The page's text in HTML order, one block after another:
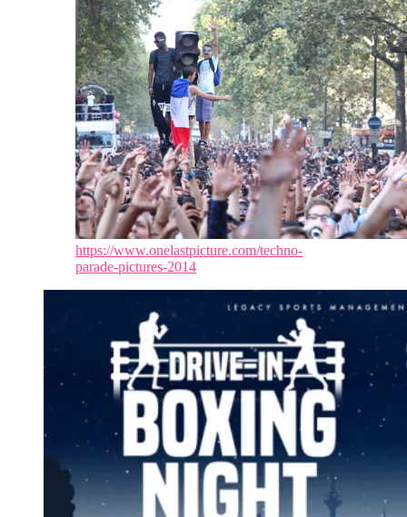
https://www.onelastpicture.com/techno-
parade-pictures-2014